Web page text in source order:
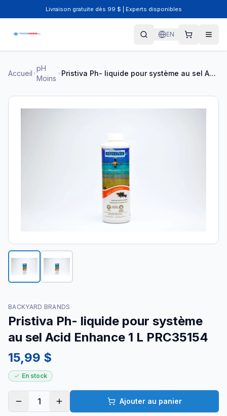
Livraison gratuite dès 99 $ | Experts disponibles
EN
Accueil
pH
Moins
Pristiva Ph- liquide pour système au sel Acid Enhance 1 L PRC35154
BACKYARD BRANDS
Pristiva Ph- liquide pour système
au sel Acid Enhance 1 L PRC35154
15,99 $
En stock
1 Ajouter au panier